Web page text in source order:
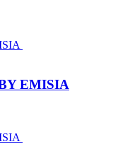
EMISIA